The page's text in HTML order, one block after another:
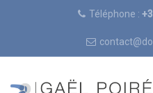
Téléphone :